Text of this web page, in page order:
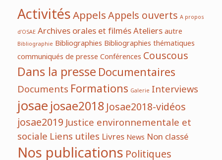
ActivitésAppelsAppels ouverts A propos
d'OSAEArchives orales et filmésAteliersautre
Bibliographie BibliographiesBibliographies thématiques
communiqués de presseConférencesCouscous
Dans la presseDocumentaires
DocumentsFormations Galerie Interviews
josaejosae2018Josae2018-vidéos
josae2019Justice environnementale et
socialeLiens utiles LivresNews Non classé
Nos publicationsPolitiques